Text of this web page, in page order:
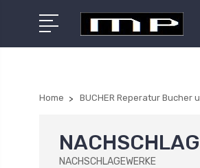
Home BUCHER Reperatur Bucher
NACHSCHLAGEWERKE